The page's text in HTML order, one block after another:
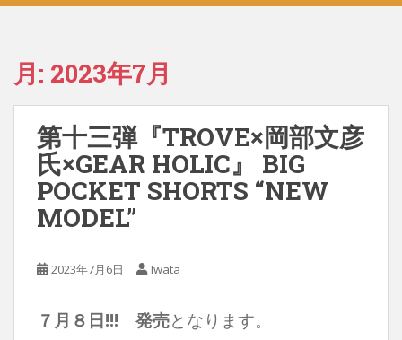
n
月: 2023年7月
第十三弾『TROVE×岡部文彦
氏×GEAR HOLIC』 BIG
POCKET SHORTS “NEW
MODEL”
2023年7月6日 Iwata
７月８日!!! 発売となります。